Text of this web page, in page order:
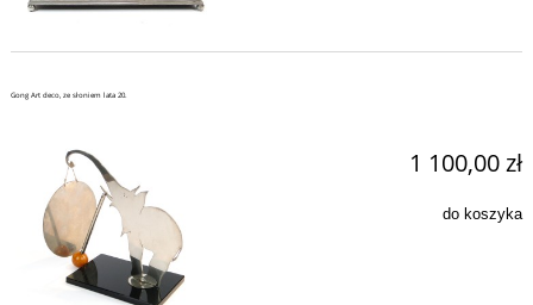
Gong Art deco, ze słoniem lata 20.
1 100,00 zł
do koszyka